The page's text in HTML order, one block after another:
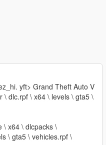
yft> Grand Theft Auto V
\ dlc.rpf \ x64 \ levels \ gta5 \
\ x64 \ dlcpacks \
\ gta5 \ vehicles.rpf \